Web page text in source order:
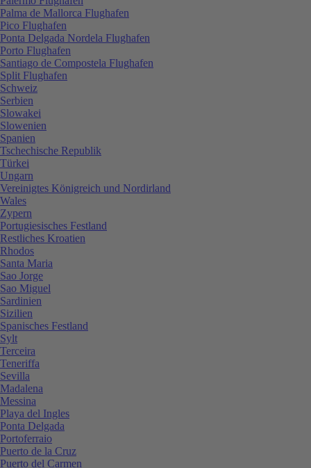
Palma de Mallorca Flughafen
Pico Flughafen
Ponta Delgada Nordela Flughafen
Porto Flughafen
Santiago de Compostela Flughafen
Split Flughafen
Schweiz
Serbien
Slowakei
Slowenien
Spanien
Tschechische Republik
Türkei
Ungarn
Vereinigtes Königreich und Nordirland
Wales
Zypern
Portugiesisches Festland
Restliches Kroatien
Rhodos
Santa Maria
Sao Jorge
Sao Miguel
Sardinien
Sizilien
Spanisches Festland
Sylt
Terceira
Teneriffa
Sevilla
Madalena
Messina
Playa del Ingles
Ponta Delgada
Portoferraio
Puerto de la Cruz
Puerto del Carmen